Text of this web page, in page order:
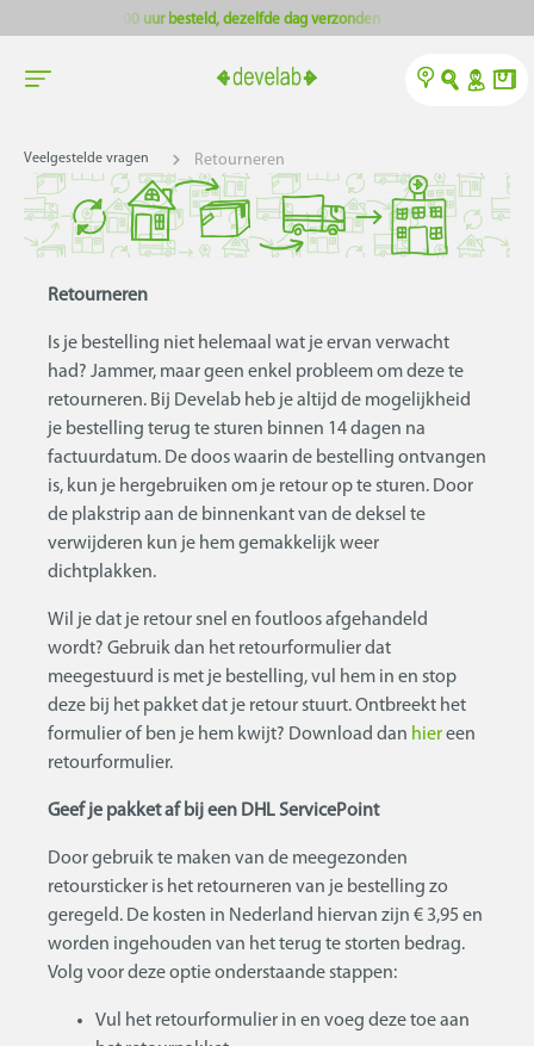
besteld, dezelfde dag verzonden
l O Y A
Veelgestelde vragen Retourneren
Retourneren
Is je bestelling niet helemaal wat je ervan verwacht
had? Jammer, maar geen enkel probleem om deze te
retourneren. Bij Develab heb je altijd de mogelijkheid
je bestelling terug te sturen binnen 14 dagen na
factuurdatum. De doos waarin de bestelling ontvangen
is, kun je hergebruiken om je retour op te sturen. Door
de plakstrip aan de binnenkant van de deksel te
verwijderen kun je hem gemakkelijk weer
dichtplakken.
Wil je dat je retour snel en foutloos afgehandeld
wordt? Gebruik dan het retourformulier dat
meegestuurd is met je bestelling, vul hem in en stop
deze bij het pakket dat je retour stuurt. Ontbreekt het
formulier of ben je hem kwijt? Download dan hiereen
retourformulier.
Geef je pakket af bij een DHL ServicePoint
Door gebruik te maken van de meegezonden
retoursticker is het retourneren van je bestelling zo
geregeld. De kosten in Nederland hiervan zijn € 3,95 en
worden ingehouden van het terug te storten bedrag.
Volg voor deze optie onderstaande stappen:
Vul het retourformulier in en voeg deze toe aan